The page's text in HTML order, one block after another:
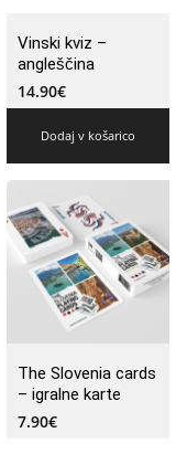
Vinski kviz –
angleščina
14.90€
Dodaj v košarico
The Slovenia cards
– igralne karte
7.90€